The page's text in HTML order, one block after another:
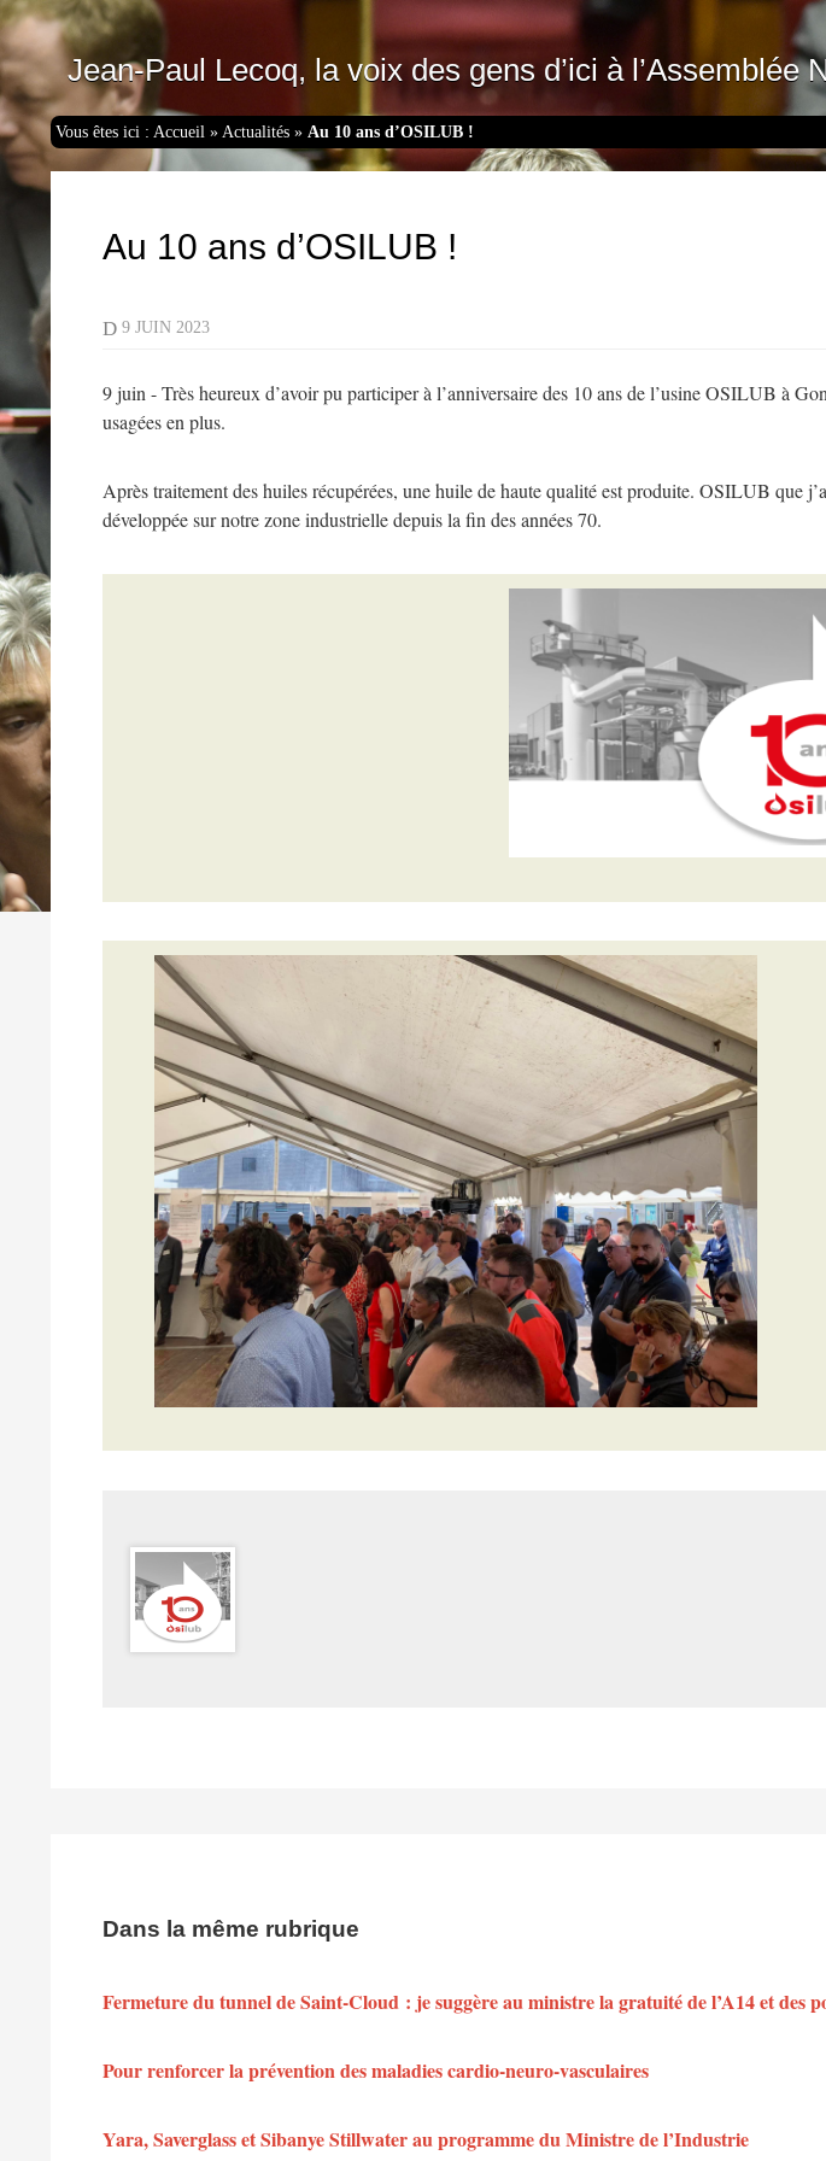
Jean-Paul Lecoq, la voix des gens d’ici à l’Assemblée
Vous êtes ici :Accueil »Actualités »Au 10 ans d’OSILUB !
Au 10 ans d’OSILUB !
D9 JUIN 2023
9 juin - Très heureux d’avoir pu participer à l’anniversaire des 10 ans de l’usine OSILUB à
usagées en plus.
Après traitement des huiles récupérées, une huile de haute qualité est produite. OSILUB que
développée sur notre zone industrielle depuis la fin des années 70.
Dans la même rubrique
Fermeture du tunnel de Saint-Cloud : je suggère au ministre la gratuité de l’A14 et des
Pour renforcer la prévention des maladies cardio-neuro-vasculaires
Yara, Saverglass et Sibanye Stillwater au programme du Ministre de l’Industrie